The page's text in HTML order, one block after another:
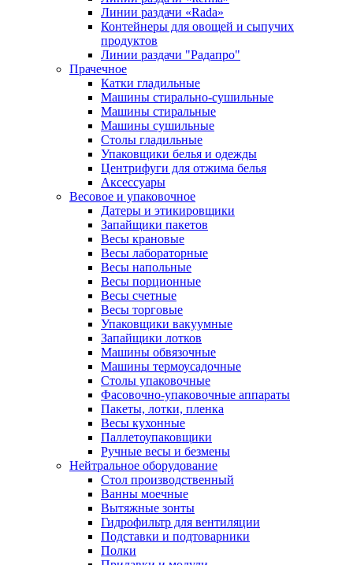
Линии раздачи «Rada»
Контейнеры для овощей и сыпучих
продуктов
Линии раздачи "Радапро"
Прачечное
Катки гладильные
Машины стирально-сушильные
Машины стиральные
Машины сушильные
Столы гладильные
Упаковщики белья и одежды
Центрифуги для отжима белья
Аксессуары
Весовое и упаковочное
Датеры и этикировщики
Запайщики пакетов
Весы крановые
Весы лабораторные
Весы напольные
Весы порционные
Весы счетные
Весы торговые
Упаковщики вакуумные
Запайщики лотков
Машины обвязочные
Машины термоусадочные
Столы упаковочные
Фасовочно-упаковочные аппараты
Пакеты, лотки, пленка
Весы кухонные
Паллетоупаковщики
Ручные весы и безмены
Нейтральное оборудование
Cтол производственный
Ванны моечные
Вытяжные зонты
Гидрофильтр для вентиляции
Подставки и подтоварники
Полки